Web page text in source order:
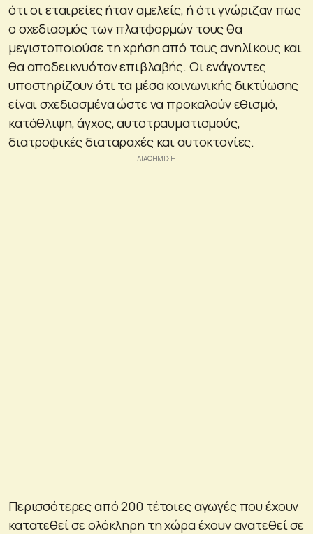
ότι οι εταιρείες ήταν αμελείς, ή ότι γνώριζαν πως
ο σχεδιασμός των πλατφορμών τους θα
μεγιστοποιούσε τη χρήση από τους ανηλίκους και
θα αποδεικνυόταν επιβλαβής. Οι ενάγοντες
υποστηρίζουν ότι τα μέσα κοινωνικής δικτύωσης
είναι σχεδιασμένα ώστε να προκαλούν εθισμό,
κατάθλιψη, άγχος, αυτοτραυματισμούς,
διατροφικές διαταραχές και αυτοκτονίες.
Περισσότερες από 200 τέτοιες αγωγές που έχουν
κατατεθεί σε ολόκληρη τη χώρα έχουν ανατεθεί σε